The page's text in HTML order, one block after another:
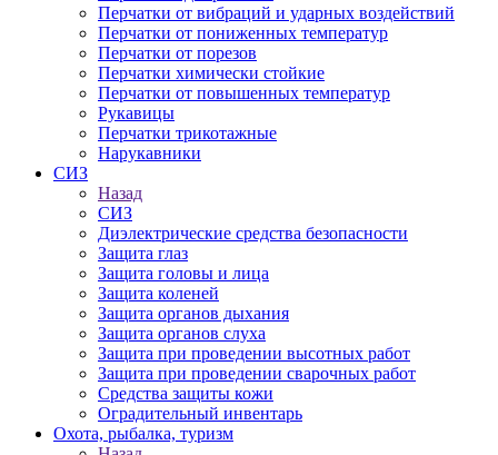
Перчатки от вибраций и ударных воздействий
Перчатки от пониженных температур
Перчатки от порезов
Перчатки химически стойкие
Перчатки от повышенных температур
Рукавицы
Перчатки трикотажные
Нарукавники
СИЗ
Назад
СИЗ
Диэлектрические средства безопасности
Защита глаз
Защита головы и лица
Защита коленей
Защита органов дыхания
Защита органов слуха
Защита при проведении высотных работ
Защита при проведении сварочных работ
Средства защиты кожи
Оградительный инвентарь
Охота, рыбалка, туризм